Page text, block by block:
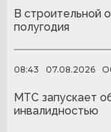
В строительной
полугодия
08:43 07.08.2026
МТС запускает
инвалидностью